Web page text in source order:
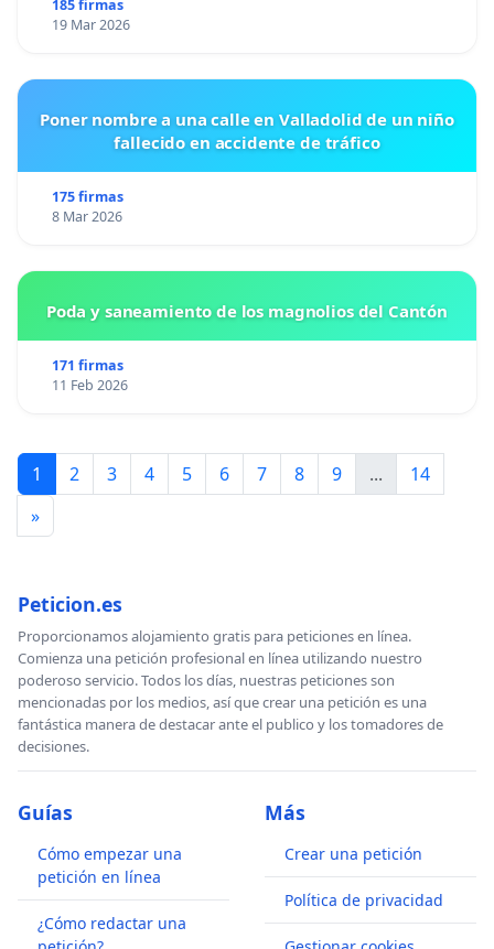
185 firmas
19 Mar 2026
Poner nombre a una calle en Valladolid de un niño
fallecido en accidente de tráfico
175 firmas
8 Mar 2026
Poda y saneamiento de los magnolios del Cantón
171 firmas
11 Feb 2026
1 2 3 4 5 6 7 8 9 ...
14
»
Peticion.es
Proporcionamos alojamiento gratis para peticiones en línea.
Comienza una petición profesional en línea utilizando nuestro
poderoso servicio. Todos los días, nuestras peticiones son
mencionadas por los medios, así que crear una petición es una
fantástica manera de destacar ante el publico y los tomadores de
decisiones.
Guías
Cómo empezar una
petición en línea
¿Cómo redactar una
Más
Crear una petición
Política de privacidad